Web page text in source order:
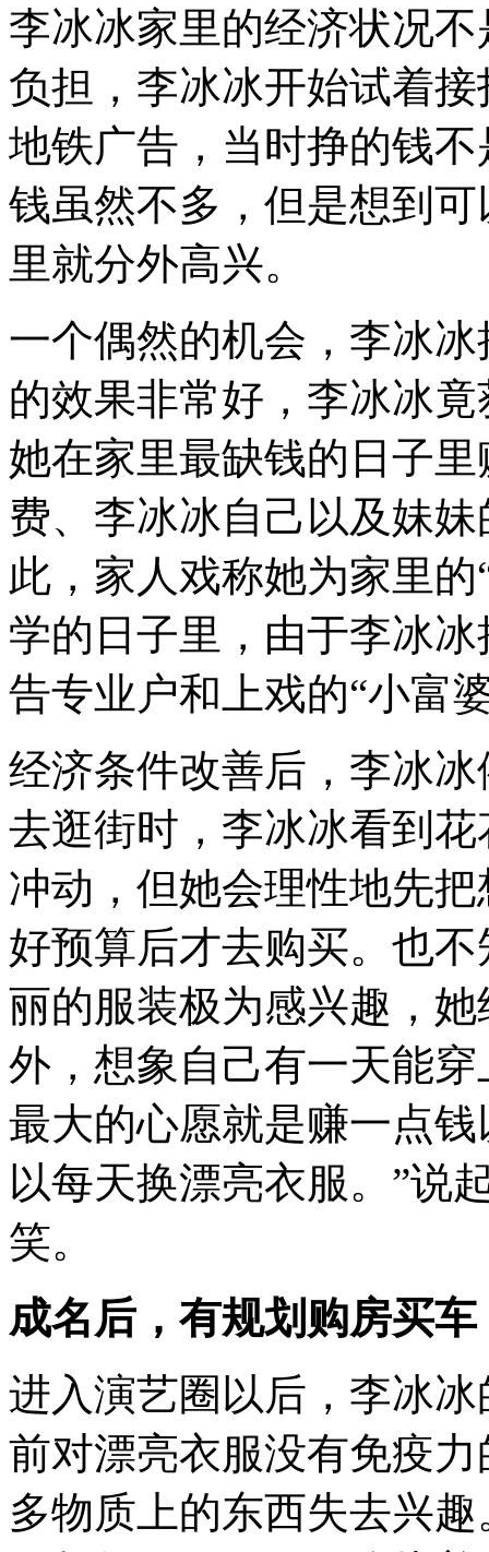
李冰冰家里的经济状况
负担，李冰冰开始试着
地铁广告，当时挣的钱
钱虽然不多，但是想到
里就分外高兴。
一个偶然的机会，李冰
的效果非常好，李冰冰
她在家里最缺钱的日子
费、李冰冰自己以及妹
此，家人戏称她为家里
学的日子里，由于李冰
告专业户和上戏的“小富
经济条件改善后，李冰
去逛街时，李冰冰看到
冲动，但她会理性地先
好预算后才去购买。也
丽的服装极为感兴趣，
外，想象自己有一天能
最大的心愿就是赚一点
以每天换漂亮衣服。”说
笑。
成名后，有规划购房买车
进入演艺圈以后，李冰
前对漂亮衣服没有免疫
多物质上的东西失去兴